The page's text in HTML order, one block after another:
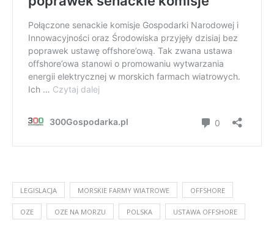
LEGISLACJA MORSKIE FARMY WIATROWE OFFSHORE
OZE OZE NA MORZU POLSKA USTAWA OFFSHORE